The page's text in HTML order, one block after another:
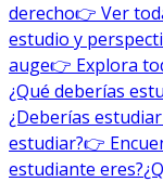
derecho👉 Ver
estudio y
auge👉 Explora
¿Qué deberías
¿Deberías
estudiar?👉
estudiante eres?